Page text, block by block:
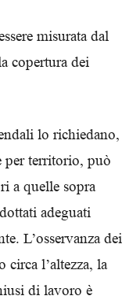
misurata dal
copertura dei
lo richiedano,
per territorio, può
a quelle sopra
adeguati
L’osservanza dei
l’altezza, la
di lavoro è